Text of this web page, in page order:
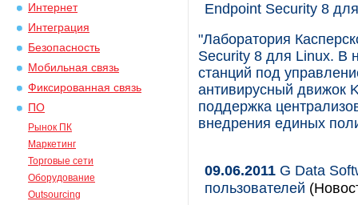
Интернет
Интеграция
Безопасность
Мобильная связь
Фиксированная связь
ПО
Рынок ПК
Маркетинг
Торговые сети
Оборудование
Outsourcing
Endpoint Security 8
"Лаборатория
Security 8 для Linux. В
станций под
антивирусный движок
поддержка
внедрения единых
09.06.2011 G Data
пользователей